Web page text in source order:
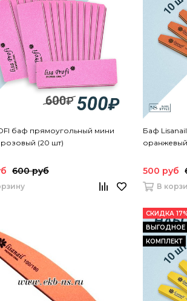
баф прямоугольный мини
розовый (20 шт)
600 руб
Баф
оранжевый
500 руб
В
СКИДКА
КОМПЛЕКТ